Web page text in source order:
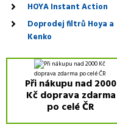
HOYA Instant Action
Doprodej filtrů Hoya a
Kenko
Při nákupu nad 2000
Kč doprava zdarma
po celé ČR